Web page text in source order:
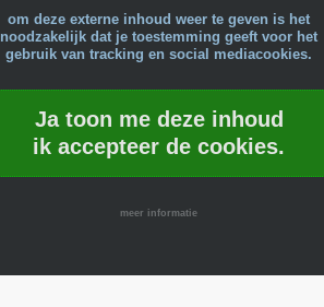
om deze externe inhoud weer te geven is het
noodzakelijk dat je toestemming geeft voor het
gebruik van tracking en social mediacookies.
Ja toon me deze inhoud
ik accepteer de cookies.
meer informatie